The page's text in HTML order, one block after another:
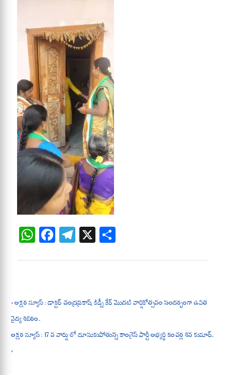
W
ha
ts
pp
Fa
ce
bo
Te
le
gr
m
X ha
re
« అక్షర న్యూస్ : డాక్టర్ చంద్రప్రకాష్ కిడ్నీ కేర్ మొదటి వార్షికోత్సవం సందర్భంగా ఉచిత
వైద్య శిబిరం..
అక్షర న్యూస్ : 17 వ వార్డు లో దూసుకుపోతున్న కాంగ్రెస్ పార్టీ అభ్యర్థి కంచర్ల శివ కుమార్..
»